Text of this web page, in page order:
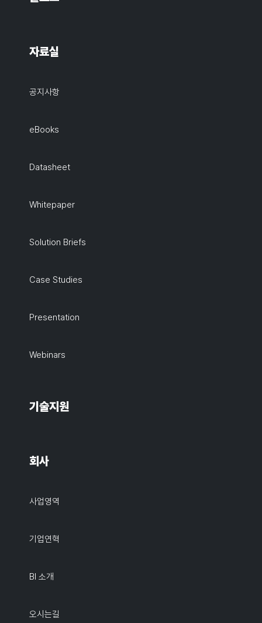
자료실
공지사항
eBooks
Datasheet
Whitepaper
Solution Briefs
Case Studies
Presentation
Webinars
기술지원
회사
사업영역
기업연혁
BI 소개
오시는길